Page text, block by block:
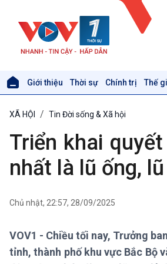
Giới thiệu Thời sự Chính trị Thế
Thời
Thời
Thời
Bản
Xã hội
Tin Đời sống & Xã hội
Khoa
Tin
XÃ HỘI Tin Đời sống & Xã hội
Triển khai
nhất là lũ ống,
Chủ nhật, 22:57, 28/09/2025
VOV1 - Chiều tối nay, Trưởng
tỉnh, thành phố khu vực Bắc Bộ